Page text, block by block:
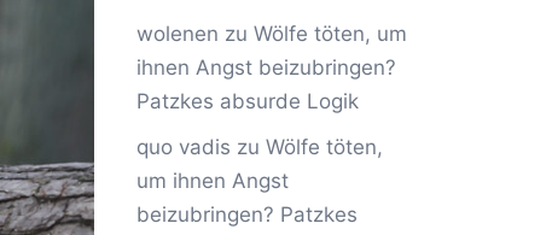
wolenen zu Wölfe töten, um
ihnen Angst beizubringen?
Patzkes absurde Logik
quo vadis zu Wölfe töten,
um ihnen Angst
beizubringen? Patzkes